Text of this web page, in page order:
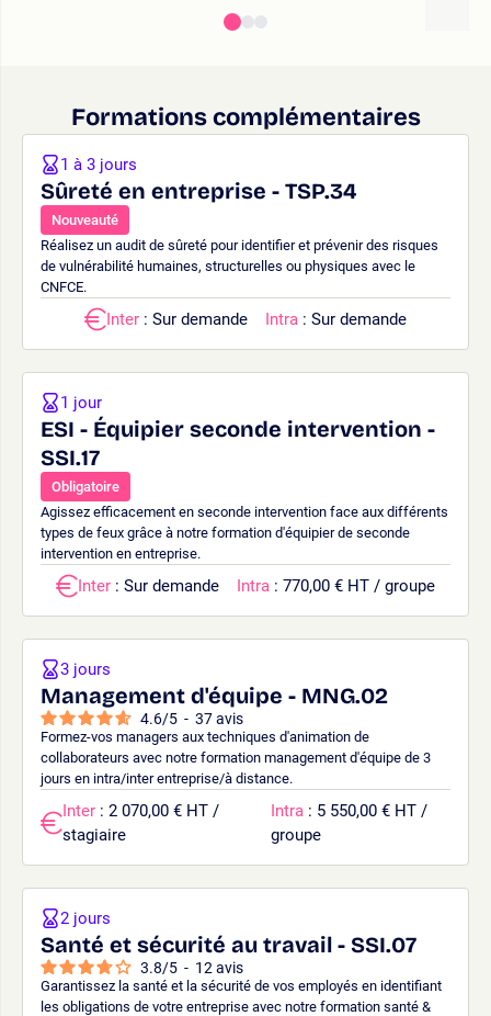
Formations complémentaires
Sûreté en entreprise - TSP.34
Nouveauté
Réalisez un audit de sûreté pour identifier et prévenir des risques
de vulnérabilité humaines, structurelles ou physiques avec le
CNFCE.
1 à 3 jours
Inter : Sur demande Intra : Sur demande
ESI - Équipier seconde intervention -
SSI.17
Obligatoire
Agissez efficacement en seconde intervention face aux différents
types de feux grâce à notre formation d'équipier de seconde
intervention en entreprise.
1 jour
Inter : Sur demande Intra : 770,00 € HT / groupe
Management d'équipe - MNG.02
4.6/5 - 37avis
Formez-vos managers aux techniques d'animation de
collaborateurs avec notre formation management d'équipe de 3
jours en intra/inter entreprise/à distance.
3 jours
Inter : 2 070,00 € HT /
stagiaire
Intra : 5 550,00 € HT /
groupe
Santé et sécurité au travail - SSI.07
3.8/5 - 12 avis
Garantissez la santé et la sécurité de vos employés en identifiant
les obligations de votre entreprise avec notre formation santé &
2 jours